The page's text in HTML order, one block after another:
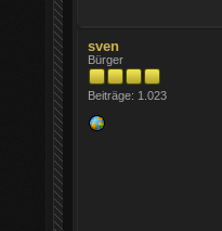
sven
Bürger
Beiträge: 1.023